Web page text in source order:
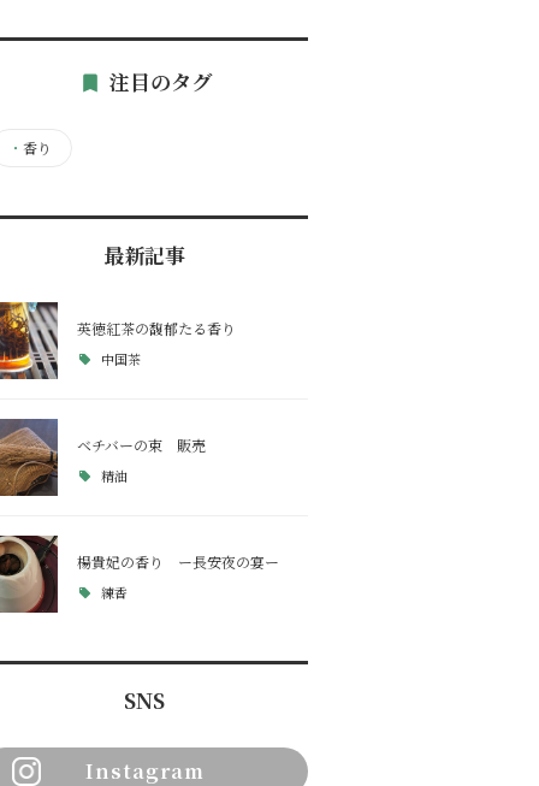
注目のタグ
・ 香り
最新記事
英徳紅茶の馥郁たる香り
中国茶
ベチバーの束 販売
精油
楊貴妃の香り ー長安夜の宴ー
練香
SNS
Instagram